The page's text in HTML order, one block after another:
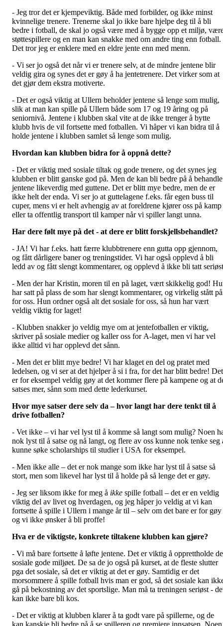
- Jeg tror det er kjempeviktig. Både med forbilder, og ikke minst
kvinnelige trenere. Trenerne skal jo ikke bare hjelpe deg til å bli
bedre i fotball, de skal jo også være med å bygge opp et miljø,
støttespillere og en man kan snakke med om andre ting enn fotball.
Det tror jeg er enklere med en eldre jente enn med menn.
- Vi ser jo også det når vi er trenere selv, at de mindre jentene blir
veldig gira og synes det er gøy å ha jentetrenere. Det virker som at
det gjør dem ekstra motiverte.
- Det er også viktig at Ullern beholder jentene så lenge som mulig,
slik at man kan spille på Ullern både som 17 og 19 åring og på
seniornivå. Jentene i klubben skal vite at de ikke trenger å bytte
klubb hvis de vil fortsette med fotballen. Vi håper vi kan bidra til å
holde jentene i klubben samlet så lenge som mulig.
Hvordan kan klubben bidra for å oppnå dette?
- Det er viktig med sosiale tiltak og gode trenere, og det synes jeg
klubben er blitt ganske god på. Men de kan bli bedre på å behandle
jentene likeverdig med guttene. Det er blitt mye bedre, men de er
ikke helt der enda. Vi ser jo at guttelagene f.eks. får egen buss til
cuper, mens vi er helt avhengig av at foreldrene kjører oss på kamp
eller ta offentlig transport til kamper når vi spiller langt unna.
Har dere følt mye på det - at dere er blitt forskjellsbehandlet?
- JA! Vi har f.eks. hatt færre klubbtrenere enn gutta opp gjennom,
og fått dårligere baner og treningstider. Vi har også opplevd å bli
ledd av og fått slengt kommentarer, og opplevd å ikke bli tatt
- Men der har Kristin, moren til en på laget, vært skikkelig god!
har satt på plass de som har slengt kommentarer, og virkelig stått på
for oss. Hun ordner også alt det sosiale for oss, så hun har vært
veldig viktig for laget!
- Klubben snakker jo veldig mye om at jentefotballen er viktig,
skriver på sosiale medier og kaller oss for A-laget, men vi har vel
ikke alltid vi har opplevd det sånn.
- Men det er blitt mye bedre! Vi har klaget en del og pratet med
ledelsen, og vi ser at det hjelper å si i fra, for det har blitt bedre! Det
er for eksempel veldig gøy at det kommer flere på kampene og at
satses mer, sånn som med dette lederkurset.
Hvor mye satser dere selv da – hvor langt har dere tenkt til å
drive fotballen?
- Vet ikke – vi har vel lyst til å komme så langt som mulig? Noen
nok lyst til å satse og nå langt, og flere av oss kunne nok tenke seg
kunne søke scholarships til studier i USA for eksempel.
- Men ikke alle – det er nok mange som ikke har lyst til å satse så
stort, men som likevel har lyst til å holde på så lenge det er gøy.
- Jeg ser liksom ikke for meg å ikke spille fotball – det er en veldig
viktig del av livet og hverdagen, og jeg håper jo veldig at vi kan
fortsette å spille i Ullern i mange år til – selv om det bare er for gøy
og vi ikke ønsker å bli proffe!
Hva er de viktigste, konkrete tiltakene klubben kan gjøre?
- Vi må bare fortsette å løfte jentene. Det er viktig å opprettholde
sosiale gode miljøet. De sa de jo også på kurset, at de fleste slutter
pga det sosiale, så det er viktig at det er gøy. Samtidig er det
morsommere å spille fotball hvis man er god, så det sosiale kan
gå på bekostning av det sportslige. Man må ta treningen seriøst -
kan ikke bare bli kos.
- Det er viktig at klubben klarer å ta godt vare på spillerne, og de
kan kanskje bli bedre på å se spilleren og premiere innsatsen. Noen